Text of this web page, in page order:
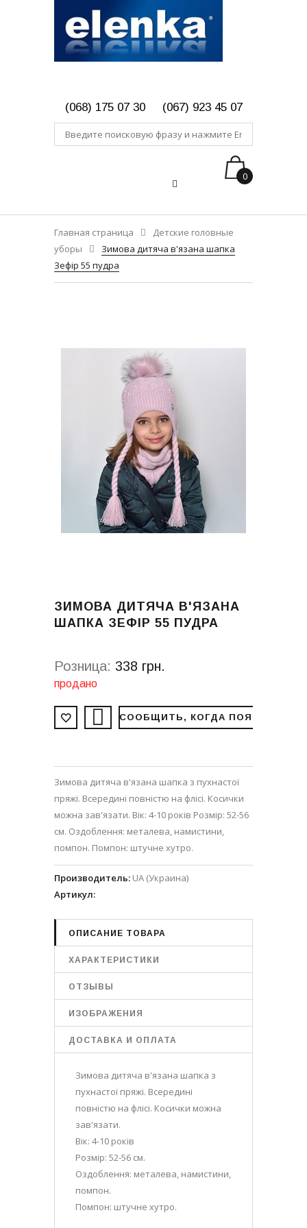
(068) 175 07 30 (067) 923 45 07
0
Главная страница
Детские головные
уборы
Зимова дитяча в'язана шапка
Зефір 55 пудра
ЗИМОВА ДИТЯЧА В'ЯЗАНА
ШАПКА ЗЕФІР 55 ПУДРА
Розница: 338 грн.
продано
СООБЩИТЬ, КОГДА ПОЯВИТСЯ
Зимова дитяча в'язана шапка з пухнастої
пряжі. Всередині повністю на флісі. Косички
можна зав'язати. Вік: 4-10 років Розмір: 52-56
см. Оздоблення: металева, намистини,
помпон. Помпон: штучне хутро.
Производитель: UA (Украина)
Артикул:
ОПИСАНИЕ ТОВАРА
ХАРАКТЕРИСТИКИ
ОТЗЫВЫ
ИЗОБРАЖЕНИЯ
ДОСТАВКА И ОПЛАТА
Зимова дитяча в'язана шапка з
пухнастої пряжі. Всередині
повністю на флісі. Косички можна
зав'язати.
Вік: 4-10 років
Розмір: 52-56 см.
Оздоблення: металева, намистини,
помпон.
Помпон: штучне хутро.